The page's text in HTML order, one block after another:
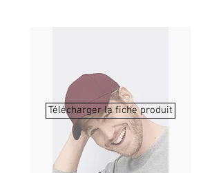
Télécharger la fiche produit